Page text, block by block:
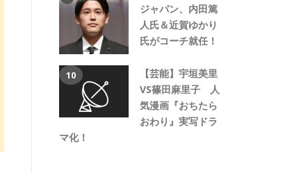
ジャパン、内田篤
人氏＆近賀ゆかり
氏がコーチ就任！
【芸能】宇垣美里
VS篠田麻里子 人
気漫画『おちたら
おわり』実写ドラ
マ化！